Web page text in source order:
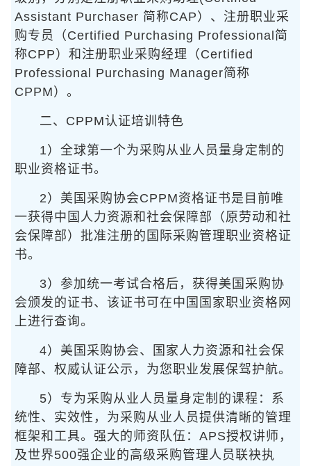
Assistant Purchaser 简称CAP）、注册职业采
购专员（Certified Purchasing Professional简
称CPP）和注册职业采购经理（Certified
Professional Purchasing Manager简称
CPPM）。
二、CPPM认证培训特色
1）全球第一个为采购从业人员量身定制的
职业资格证书。
2）美国采购协会CPPM资格证书是目前唯
一获得中国人力资源和社会保障部（原劳动和社
会保障部）批准注册的国际采购管理职业资格证
书。
3）参加统一考试合格后，获得美国采购协
会颁发的证书、该证书可在中国国家职业资格网
上进行查询。
4）美国采购协会、国家人力资源和社会保
障部、权威认证公示，为您职业发展保驾护航。
5）专为采购从业人员量身定制的课程：系
统性、实效性，为采购从业人员提供清晰的管理
框架和工具。强大的师资队伍：APS授权讲师，
及世界500强企业的高级采购管理人员联袂执